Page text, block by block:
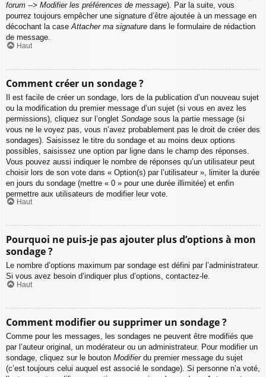
forum --> Modifier les préférences de message). Par la suite, vous
pourrez toujours empêcher une signature d’être ajoutée à un message en
décochant la caseAttacher ma signature dans le formulaire de rédaction
de message.
Haut
Comment créer un sondage ?
Il est facile de créer un sondage, lors de la publication d’un nouveau sujet
ou la modification du premier message d’un sujet (si vous en avez les
permissions), cliquez sur l’onglet Sondage sous la partie message (si
vous ne le voyez pas, vous n’avez probablement pas le droit de créer des
sondages). Saisissez le titre du sondage et au moins deux options
possibles, saisissez une option par ligne dans le champ des réponses.
Vous pouvez aussi indiquer le nombre de réponses qu’un utilisateur peut
choisir lors de son vote dans « Option(s) par l’utilisateur », limiter la durée
en jours du sondage (mettre « 0 » pour une durée illimitée) et enfin
permettre aux utilisateurs de modifier leur vote.
Haut
Pourquoi ne puis-je pas ajouter plus d’options à mon
sondage ?
Le nombre d’options maximum par sondage est défini par l’administrateur.
Si vous avez besoin d’indiquer plus d’options, contactez-le.
Haut
Comment modifier ou supprimer un sondage ?
Comme pour les messages, les sondages ne peuvent être modifiés que
par l’auteur original, un modérateur ou un administrateur. Pour modifier un
sondage, cliquez sur le bouton Modifierdu premier message du sujet
(c’est toujours celui auquel est associé le sondage). Si personne n’a voté,